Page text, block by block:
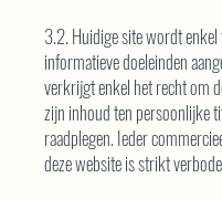
3.2. Huidige site wordt
informatieve doeleinden
verkrijgt enkel het recht om
zijn inhoud ten persoonlijke
raadplegen. Ieder
deze website is strikt